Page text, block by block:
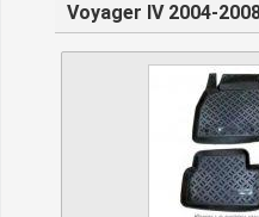
Voyager IV 2004-